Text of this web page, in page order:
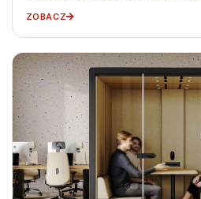
ZOBACZ